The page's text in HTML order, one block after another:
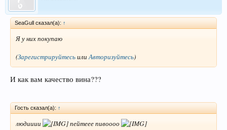
SeaGull сказал(а): ↑
Я у них покупаю
(Зарегистрируйтесьили Авторизуйтесь)
И как вам качество вина???
Гость сказал(а): ↑
людииии
пейтеее пивоооо